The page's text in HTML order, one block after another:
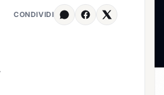
CONDIVIDI